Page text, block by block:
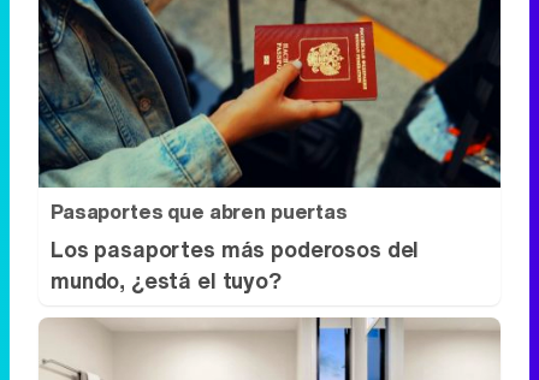
Pasaportes que abren puertas
Los pasaportes más poderosos del
mundo, ¿está el tuyo?